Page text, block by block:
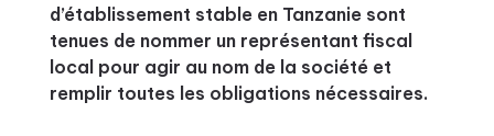
d’établissement stable en Tanzanie sont
tenues de nommer un représentant fiscal
local pour agir au nom de la société et
remplir toutes les obligations nécessaires.